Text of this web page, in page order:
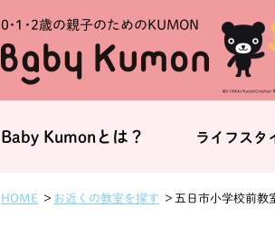
0・1・2歳の親子のためのKUMON
Baby Kumonとは？ ライフスタ
HOME お近くの教室を探す 五日市小学校前教